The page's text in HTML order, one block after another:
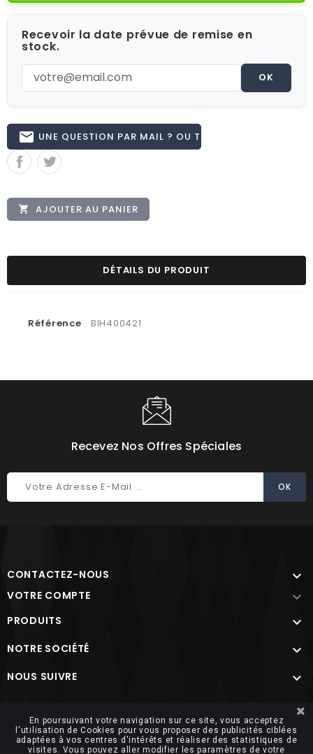
Recevoir la date prévue de remise en
stock.
OK
email UNE QUESTION PAR MAIL ? OU TÉL 02.51.62.16.59
 AJOUTER AU PANIER
DÉTAILS DU PRODUIT
Référence BIH400421
Recevez Nos Offres Spéciales
CONTACTEZ-NOUS 
VOTRE COMPTE 
PRODUITS 
NOTRE SOCIÉTÉ 
NOUS SUIVRE 
En poursuivant votre navigation sur ce site, vous acceptez
l'utilisation de Cookies pour vous proposer des publicités ciblées
adaptées à vos centres d'intérêts et réaliser des statistiques de
visites. Vous pouvez aller modifier les paramètres de votre